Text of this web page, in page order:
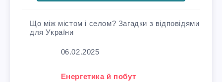
Що між містом і селом? Загадки з відповідями
для України
06.02.2025
У зв'язку з тим, що
Енергетика й побут